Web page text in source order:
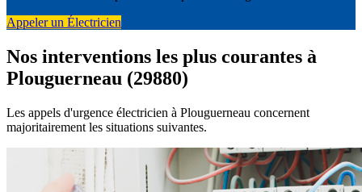
Appeler un Électricien
Nos interventions les plus courantes à
Plouguerneau (29880)
Les appels d'urgence électricien à Plouguerneau concernent
majoritairement les situations suivantes.